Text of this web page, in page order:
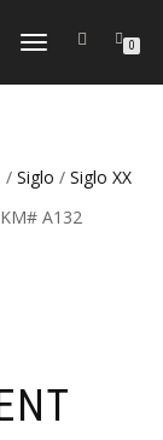
CAMBIAR
0
/ Siglo / Siglo XX
A132